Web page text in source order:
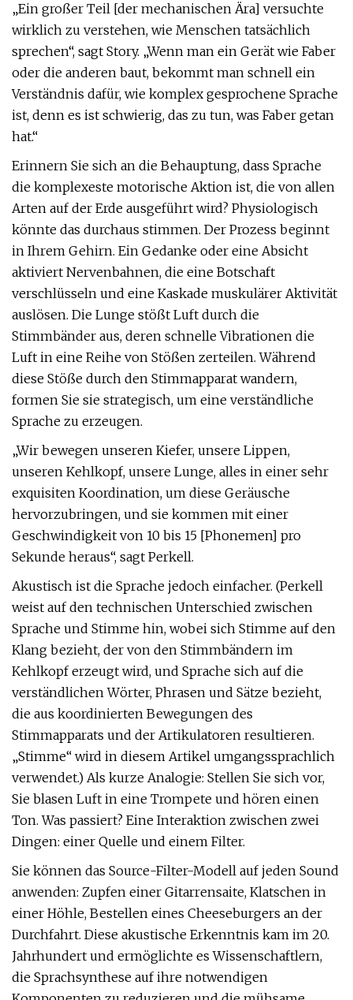
„Ein großer Teil [der mechanischen Ära] versuchte
wirklich zu verstehen, wie Menschen tatsächlich
sprechen“, sagt Story. „Wenn man ein Gerät wie Faber
oder die anderen baut, bekommt man schnell ein
Verständnis dafür, wie komplex gesprochene Sprache
ist, denn es ist schwierig, das zu tun, was Faber getan
hat.“
Erinnern Sie sich an die Behauptung, dass Sprache
die komplexeste motorische Aktion ist, die von allen
Arten auf der Erde ausgeführt wird? Physiologisch
könnte das durchaus stimmen. Der Prozess beginnt
in Ihrem Gehirn. Ein Gedanke oder eine Absicht
aktiviert Nervenbahnen, die eine Botschaft
verschlüsseln und eine Kaskade muskulärer Aktivität
auslösen. Die Lunge stößt Luft durch die
Stimmbänder aus, deren schnelle Vibrationen die
Luft in eine Reihe von Stößen zerteilen. Während
diese Stöße durch den Stimmapparat wandern,
formen Sie sie strategisch, um eine verständliche
Sprache zu erzeugen.
„Wir bewegen unseren Kiefer, unsere Lippen,
unseren Kehlkopf, unsere Lunge, alles in einer sehr
exquisiten Koordination, um diese Geräusche
hervorzubringen, und sie kommen mit einer
Geschwindigkeit von 10 bis 15 [Phonemen] pro
Sekunde heraus“, sagt Perkell.
Akustisch ist die Sprache jedoch einfacher. (Perkell
weist auf den technischen Unterschied zwischen
Sprache und Stimme hin, wobei sich Stimme auf den
Klang bezieht, der von den Stimmbändern im
Kehlkopf erzeugt wird, und Sprache sich auf die
verständlichen Wörter, Phrasen und Sätze bezieht,
die aus koordinierten Bewegungen des
Stimmapparats und der Artikulatoren resultieren.
„Stimme“ wird in diesem Artikel umgangssprachlich
verwendet.) Als kurze Analogie: Stellen Sie sich vor,
Sie blasen Luft in eine Trompete und hören einen
Ton. Was passiert? Eine Interaktion zwischen zwei
Dingen: einer Quelle und einem Filter.
Sie können das Source-Filter-Modell auf jeden Sound
anwenden: Zupfen einer Gitarrensaite, Klatschen in
einer Höhle, Bestellen eines Cheeseburgers an der
Durchfahrt. Diese akustische Erkenntnis kam im 20.
Jahrhundert und ermöglichte es Wissenschaftlern,
die Sprachsynthese auf ihre notwendigen